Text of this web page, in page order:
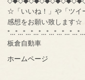
☆「いいね！」や「ツイ
感想をお願い致します☆
板倉自動車
ホームページ